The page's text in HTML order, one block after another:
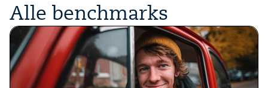
Alle benchmarks